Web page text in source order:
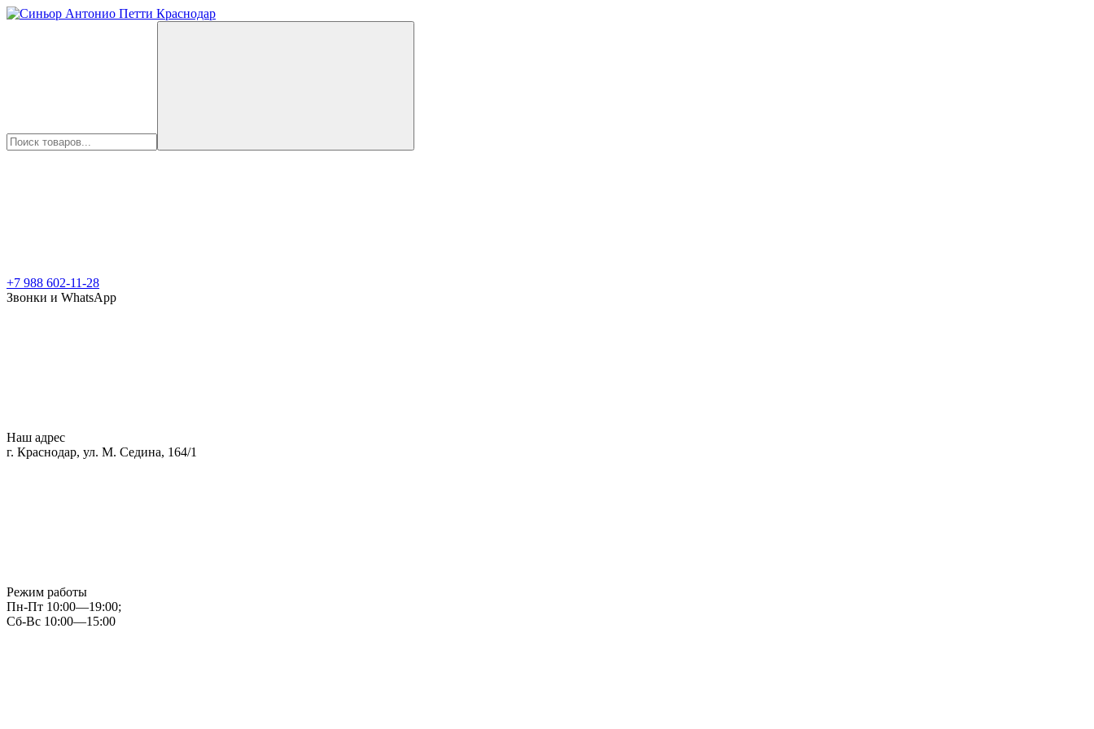
+7 988 602-11-28
Звонки и WhatsApp
Наш адрес
г. Краснодар, ул. М. Седина, 164/1
Режим работы
Пн-Пт 10:00—19:00;
Сб-Вс 10:00—15:00